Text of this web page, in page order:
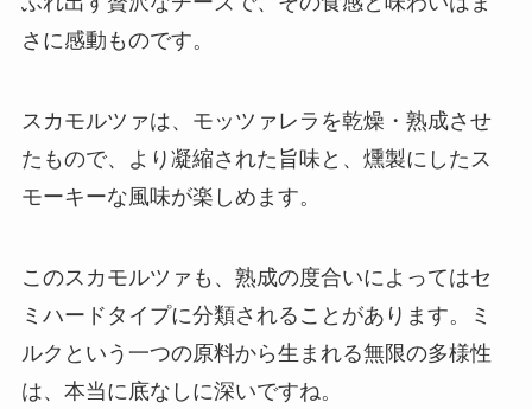
さに感動ものです。
スカモルツァは、モッツァレラを乾燥・熟成させ
たもので、より凝縮された旨味と、燻製にしたス
モーキーな風味が楽しめます。
このスカモルツァも、熟成の度合いによってはセ
ミハードタイプに分類されることがあります。ミ
ルクという一つの原料から生まれる無限の多様性
は、本当に底なしに深いですね。